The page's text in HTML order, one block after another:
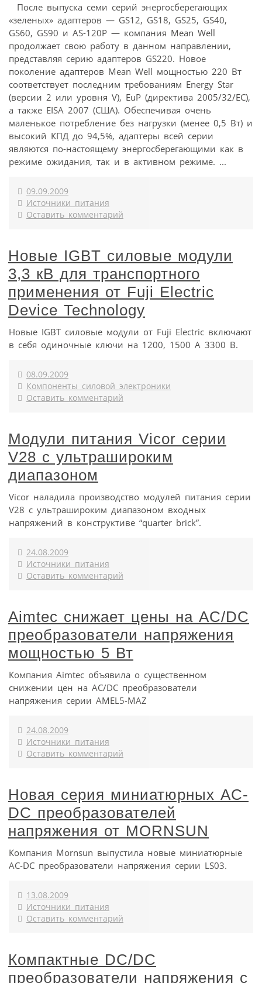
После выпуска семи серий энергосберегающих
«зеленых» адаптеров — GS12, GS18, GS25, GS40,
GS60, GS90 и AS-120P — компания Mean Well
продолжает свою работу в данном направлении,
представляя серию адаптеров GS220. Новое
поколение адаптеров Mean Well мощностью 220 Вт
соответствует последним требованиям Energy Star
(версии 2 или уровня V), EuP (директива 2005/32/EC),
а также EISA 2007 (США). Обеспечивая очень
маленькое потребление без нагрузки (менее 0,5 Вт) и
высокий КПД до 94,5%, адаптеры всей серии
являются по-настоящему энергосберегающими как в
режиме ожидания, так и в активном режиме. ...
09.09.2009
Источники питания
Оставить комментарий
Новые IGBT силовые модули
3,3 кВ для транспортного
применения от Fuji Electric
Device Technology
Новые IGBT силовые модули от Fuji Electric включают
в себя одиночные ключи на 1200, 1500 А 3300 В.
08.09.2009
Компоненты силовой электроники
Оставить комментарий
Модули питания Vicor серии
V28 с ультрашироким
диапазоном
Vicor наладила производство модулей питания серии
V28 с ультрашироким диапазоном входных
напряжений в конструктиве “quarter brick”.
24.08.2009
Источники питания
Оставить комментарий
Aimtec снижает цены на AC/DC
преобразователи напряжения
мощностью 5 Вт
Компания Aimtec объявила о существенном
снижении цен на AC/DC преобразователи
напряжения серии AMEL5-MAZ
24.08.2009
Источники питания
Оставить комментарий
Новая серия миниатюрных AC-
DC преобразователей
напряжения от MORNSUN
Компания Mornsun выпустила новые миниатюрные
AC-DC преобразователи напряжения серии LS03.
13.08.2009
Источники питания
Оставить комментарий
Компактные DC/DC
преобразователи напряжения с